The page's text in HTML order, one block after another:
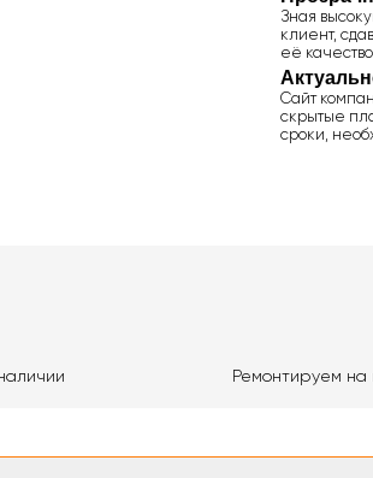
Зная
клиент,
её
Сайт
скрытые
сроки,
Ремонтируем на